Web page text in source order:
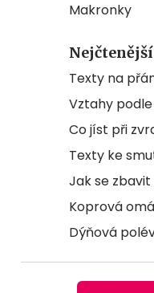
Makronky
Nejčtenější
Texty na
Vztahy
Co jíst při
Texty ke
Jak se
Koprová
Dýňová